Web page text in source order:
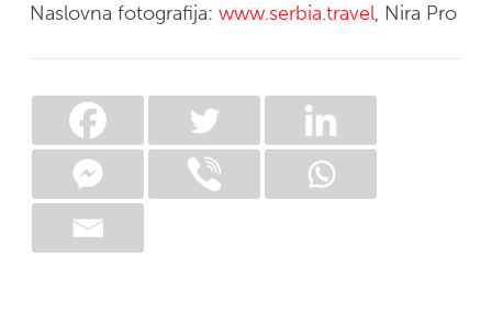
Naslovna fotografija: www.serbia.travel, Nira Pro